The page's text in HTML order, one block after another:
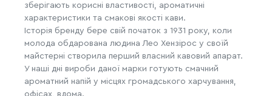
зберігають корисні властивості, ароматичні
характеристики та смакові якості кави.
Історія бренду бере свій початок з 1931 року, коли
молода обдарована людина Лео Хензірос у своїй
майстерні створила перший власний кавовий апарат.
У наші дні вироби даної марки готують смачний
ароматний напій у місцях громадського харчування,
офісах, вдома.